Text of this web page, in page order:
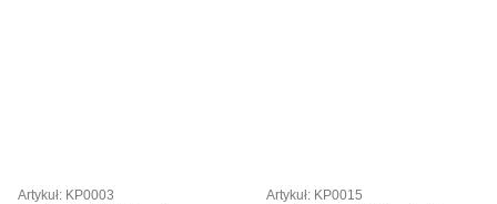
Artykuł: KP0003 Artykuł: KP0015